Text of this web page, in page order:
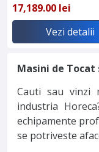
17,189.00 lei
Vezi detalii
Masini de
Cauti sau vinzi
industria
echipamente
se potriveste